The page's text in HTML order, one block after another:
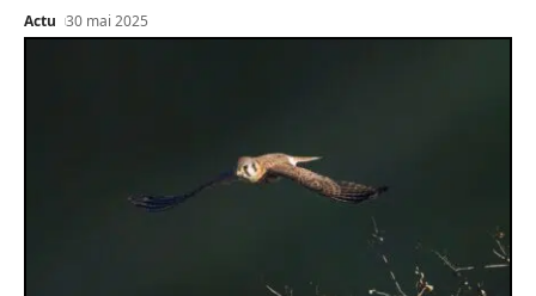
Actu 30 mai 2025